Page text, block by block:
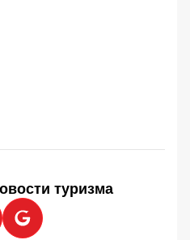
туризма